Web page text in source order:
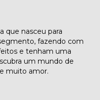
que nasceu para
fazendo com
e tenham uma
um mundo de
muito amor.